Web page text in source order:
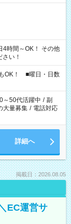
OK！ その他
い！
OK！ ■曜日・日数
～50代活躍中 / 副
大量募集 / 電話対応
詳細へ
掲載日：2026.08.05
EC運営サ